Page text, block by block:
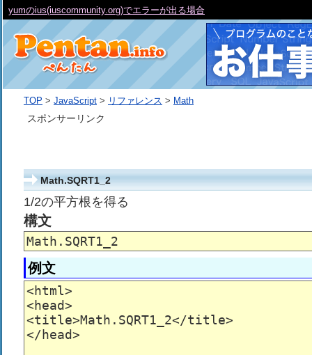
TOP > JavaScript > リファレンス > Math
Math.SQRT1_2
1/2の平方根を得る
構文
Math.SQRT1_2
例文
<html>
<head>
<title>Math.SQRT1_2</title>
</head>
スポンサーリンク
yumのius(iuscommunity.org)でエラーが出る場合